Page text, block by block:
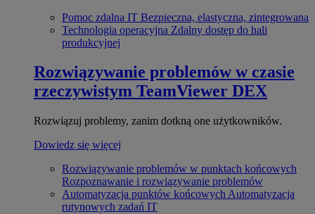
Pomoc zdalna IT Bezpieczna, elastyczna, zintegrowana
Technologia operacyjna Zdalny dostęp do hali
produkcyjnej
Rozwiązywanie problemów w czasie
rzeczywistym TeamViewer DEX
Rozwiązuj problemy, zanim dotkną one użytkowników.
Dowiedz się więcej
Rozwiązywanie problemów w punktach końcowych
Rozpoznawanie i rozwiązywanie problemów
Automatyzacja punktów końcowych Automatyzacja
rutynowych zadań IT